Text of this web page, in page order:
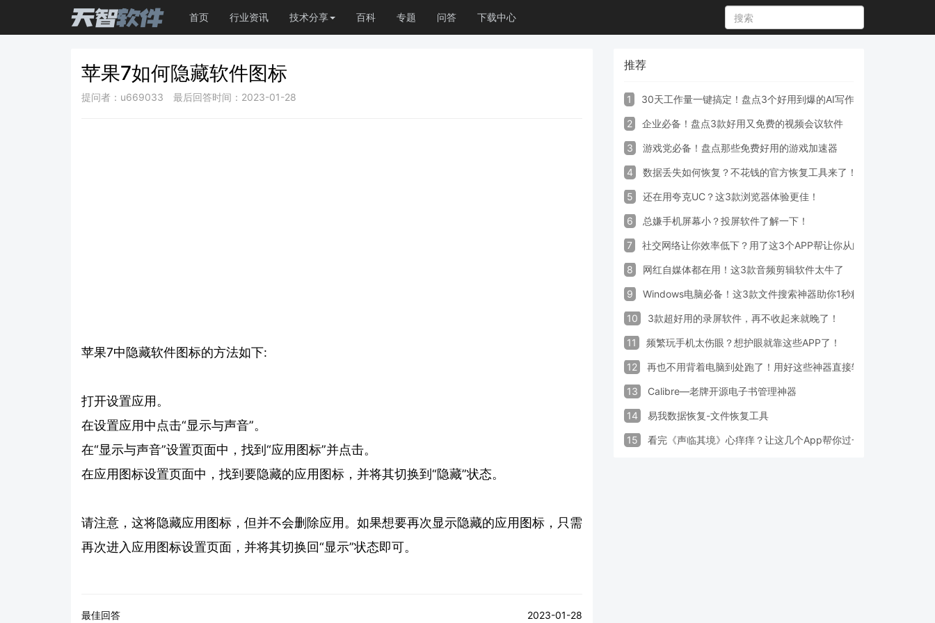
首页 行业资讯 技术分享 百科 专题 问答 下载中心
苹果7如何隐藏软件图标
提问者：u669033 最后回答时间：2023-01-28
苹果7中隐藏软件图标的方法如下:
打开设置应用。
在设置应用中点击“显示与声音”。
在“显示与声音”设置页面中，找到“应用图标”并点击。
在应用图标设置页面中，找到要隐藏的应用图标，并将其切换到“隐藏”状态。
请注意，这将隐藏应用图标，但并不会删除应用。如果想要再次显示隐藏的应用图标，只需
再次进入应用图标设置页面，并将其切换回“显示”状态即可。
最佳回答 2023-01-28
推荐
1 30天工作量一键搞定！盘点3个好用到爆的AI写作生成器工具
2 企业必备！盘点3款好用又免费的视频会议软件
3 游戏党必备！盘点那些免费好用的游戏加速器
4 数据丢失如何恢复？不花钱的官方恢复工具来了！
5 还在用夸克UC？这3款浏览器体验更佳！
6 总嫌手机屏幕小？投屏软件了解一下！
7 社交网络让你效率低下？用了这3个APP帮让你从此戒掉手机！
8 网红自媒体都在用！这3款音频剪辑软件太牛了
9 Windows电脑必备！这3款文件搜索神器助你1秒精准定位文件
10 3款超好用的录屏软件，再不收起来就晚了！
11 频繁玩手机太伤眼？想护眼就靠这些APP了！
12 再也不用背着电脑到处跑了！用好这些神器直接轻松办公
13 Calibre—老牌开源电子书管理神器
14 易我数据恢复-文件恢复工具
15 看完《声临其境》心痒痒？让这几个App帮你过一把配音瘾